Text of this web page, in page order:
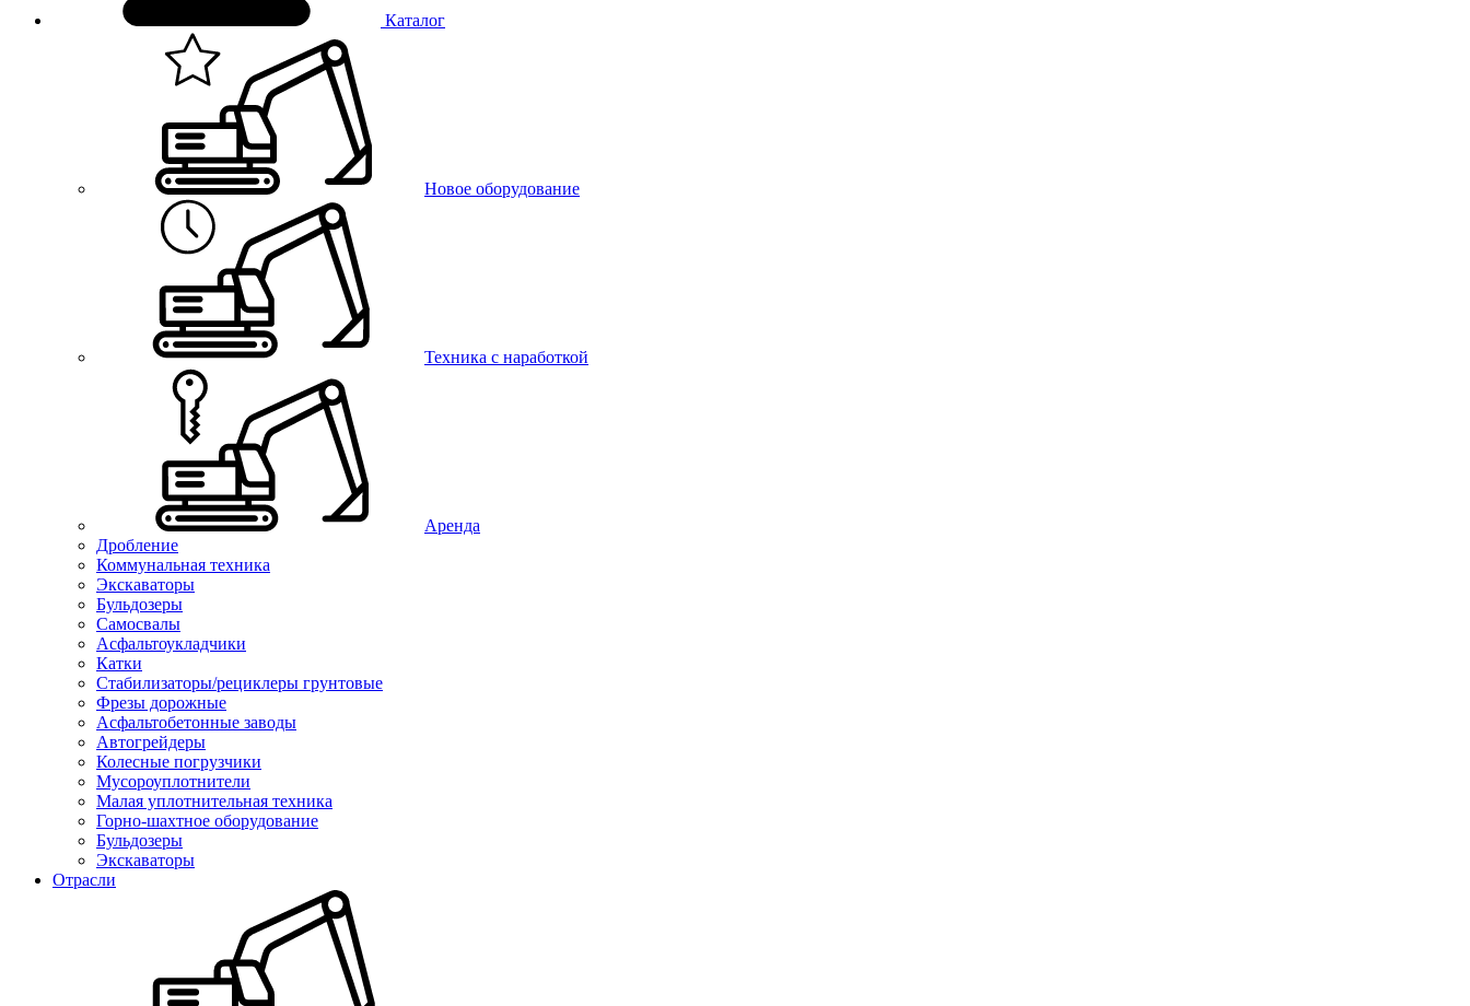
Каталог
Новое оборудование
Техника с наработкой
Аренда
Дробление
Коммунальная техника
Экскаваторы
Бульдозеры
Самосвалы
Асфальтоукладчики
Катки
Стабилизаторы/рециклеры грунтовые
Фрезы дорожные
Асфальтобетонные заводы
Автогрейдеры
Колесные погрузчики
Мусороуплотнители
Малая уплотнительная техника
Горно-шахтное оборудование
Бульдозеры
Экскаваторы
Отрасли